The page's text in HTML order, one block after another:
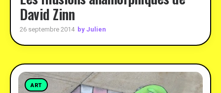
David Zinn
26 septembre 2014 by Julien
ART